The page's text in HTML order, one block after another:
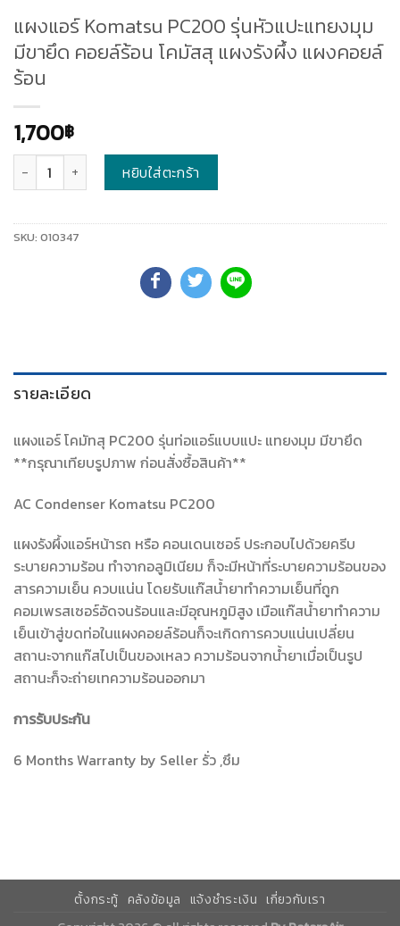
แผงแอร์ Komatsu PC200 รุ่นหัวแปะแทยงมุม
มีขายึด คอยล์ร้อน โคมัสสุ แผงรังผึ้ง แผงคอยล์
ร้อน
1,700฿
หยิบใส่ตะกร้า
SKU: 010347
รายละเอียด
แผงแอร์ โคมัทสุ PC200 รุ่นท่อแอร์แบบแปะ แทยงมุม มีขายึด
**กรุณาเทียบรูปภาพ ก่อนสั่งซื้อสินค้า**
AC Condenser Komatsu PC200
แผงรังผึ้งแอร์หน้ารถ หรือ คอนเดนเซอร์ ประกอบไปด้วยครีบ
ระบายความร้อน ทำจากอลูมิเนียม ก็จะมีหน้าที่ระบายความร้อนของ
สารความเย็น ควบแน่น โดยรับแก๊สน้ำยาทำความเย็นที่ถูก
คอมเพรสเซอร์อัดจนร้อนและมีอุณหภูมิสูง เมือแก๊สน้ำยาทำความ
เย็นเข้าสู่ขดท่อในแผงคอยล์ร้อนก็จะเกิดการควบแน่นเปลี่ยน
สถานะจากแก๊สไปเป็นของเหลว ความร้อนจากน้ำยาเมื่อเป็นรูป
สถานะก็จะถ่ายเทความร้อนออกมา
การรับประกัน
6 Months Warranty by Seller รั่ว ,ซึม
ตั้งกระทู้ คลังข้อมูล แจ้งชำระเงิน เกี่ยวกับเรา